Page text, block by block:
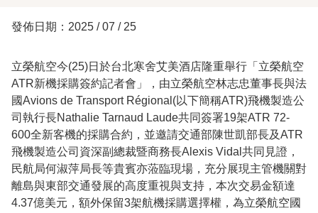
發佈日期：2025 / 07 / 25
立榮航空今(25)日於台北寒舍艾美酒店隆重舉行「立榮航空
ATR新機採購簽約記者會」，由立榮航空林志忠董事長與法
國Avions de Transport Régional(以下簡稱ATR)飛機製造公
司執行長Nathalie Tarnaud Laude共同簽署19架ATR 72-
600全新客機的採購合約，並邀請交通部陳世凱部長及ATR
飛機製造公司資深副總裁暨商務長Alexis Vidal共同見證，
民航局何淑萍局長等貴賓亦蒞臨現場，充分展現主管機關對
離島與東部交通發展的高度重視與支持，本次交易金額達
4.37億美元，額外保留3架航機採購選擇權，為立榮航空國